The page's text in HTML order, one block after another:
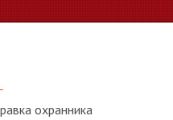
охранника